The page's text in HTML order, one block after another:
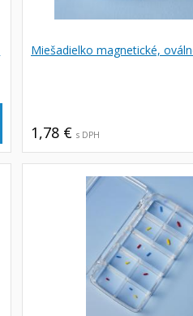
Miešadielko magnetické,
1,78 € s DPH